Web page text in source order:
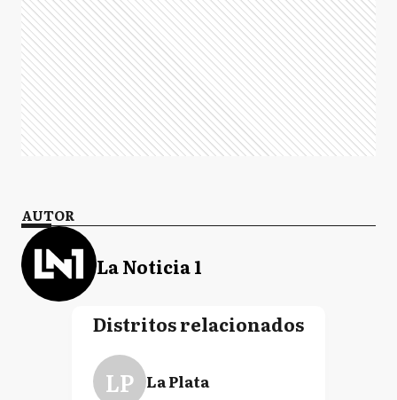
AUTOR
La Noticia 1
Distritos relacionados
LP La Plata